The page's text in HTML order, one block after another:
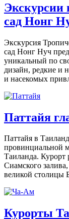
Экскурсии
сад Нонг
Экскурсия
сад Нонг Нуч
уникальный по
дизайн, редкие и
и насекомых
Паттайя
Паттайя в
провинциальной
Таиланда. Курорт
Сиамского
великой столицы
Курорты